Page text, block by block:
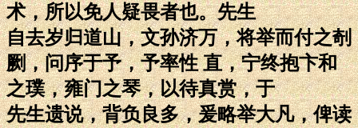
术，所以免人疑畏者也。先生
自去岁归道山，文孙济万，将举而付之剞
劂，问序于予，予率性 直，宁终抱卞和
之璞，雍门之琴，以待真赏，于
先生遗说，背负良多，爰略举大凡，俾读